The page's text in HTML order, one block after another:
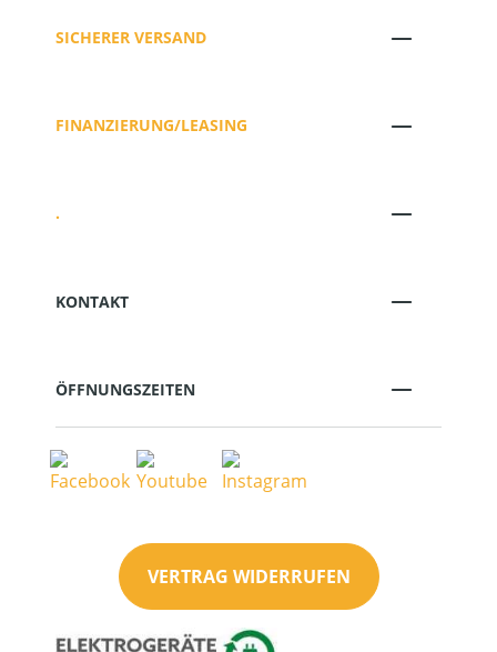
SICHERER VERSAND
FINANZIERUNG/LEASING
.
KONTAKT
ÖFFNUNGSZEITEN
VERTRAG WIDERRUFEN